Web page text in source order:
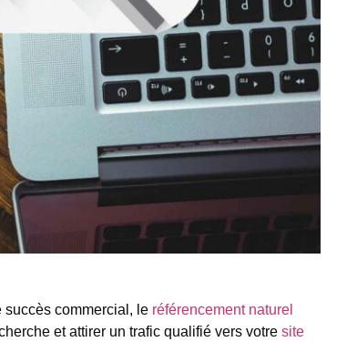
succès commercial, le référencement naturel
et attirer un trafic qualifié vers votre site